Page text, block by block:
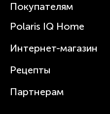
Вертикальные пылесосы
Зубные щетки и ирригаторы
Увлажнители
Посуда
О Polaris
Статьи
Покупателям
Сервисные центры
Где купить
Polaris IQ Home
Интернет-магазин
Рецепты
Партнерам